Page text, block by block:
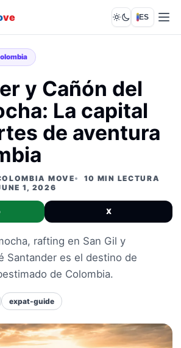
ve Lights out
ES
y Cañón del
La capital
de aventura
MOVE
10 MIN LECTURA
1, 2026
X
rafting en San Gil y
Santander es el destino de
de Colombia.
expat-guide